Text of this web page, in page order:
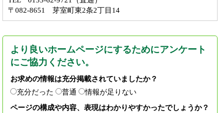
〒082-8651 芽室町東2条2丁目14
より良いホームページにするためにアンケート
にご協力ください。
お求めの情報は充分掲載されていましたか？
充分だった
普通
情報が足りない
ページの構成や内容、表現はわかりやすかったでしょうか？